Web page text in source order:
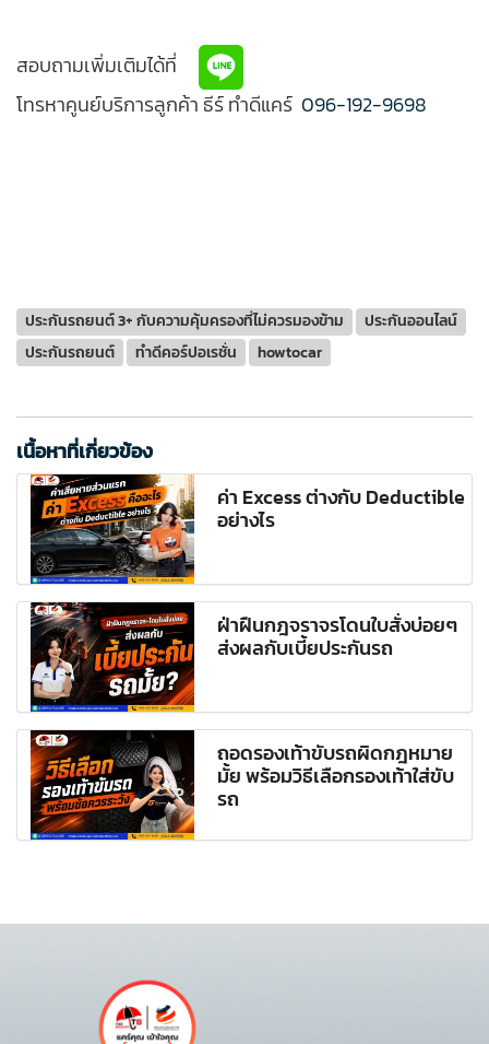
สอบถามเพิ่มเติมได้ที่
โทรหาคูนย์บริการลูกค้า ธีร์ ทำดีแคร์ 096-192-9698
ประกันรถยนต์ 3+ กับความคุ้มครองที่ไม่ควรมองข้าม
ประกันออนไลน์
ประกันรถยนต์
ทำดีคอร์ปอเรชั่น howtocar
เนื้อหาที่เกี่ยวข้อง
ค่า Excess ต่างกับ Deductible
อย่างไร
ฝ่าฝืนกฎจราจรโดนใบสั่งบ่อยๆ
ส่งผลกับเบี้ยประกันรถ
ถอดรองเท้าขับรถผิดกฎหมาย
มั้ย พร้อมวิธีเลือกรองเท้าใส่ขับ
รถ